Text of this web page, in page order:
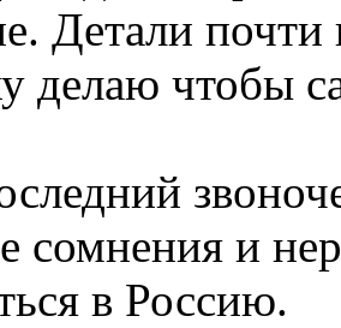
Детали почти
делаю чтобы
сомнения и
в Россию.